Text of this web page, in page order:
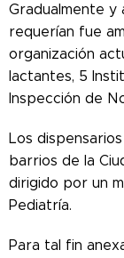
Gradualmente y
requerían fue
organización
lactantes, 5
Inspección de
Los
barrios de la
dirigido por un
Pediatría.
Para tal fin